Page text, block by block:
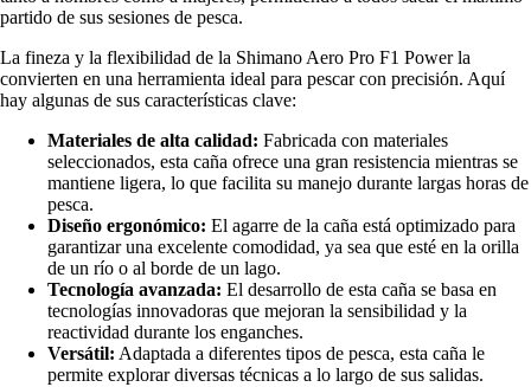
partido de sus sesiones de pesca.
La fineza y la flexibilidad de la Shimano Aero Pro F1 Power la
convierten en una herramienta ideal para pescar con precisión. Aquí
hay algunas de sus características clave:
Materiales de alta calidad: Fabricada con materiales
seleccionados, esta caña ofrece una gran resistencia mientras se
mantiene ligera, lo que facilita su manejo durante largas horas de
pesca.
Diseño ergonómico: El agarre de la caña está optimizado para
garantizar una excelente comodidad, ya sea que esté en la orilla
de un río o al borde de un lago.
Tecnología avanzada: El desarrollo de esta caña se basa en
tecnologías innovadoras que mejoran la sensibilidad y la
reactividad durante los enganches.
Versátil: Adaptada a diferentes tipos de pesca, esta caña le
permite explorar diversas técnicas a lo largo de sus salidas.